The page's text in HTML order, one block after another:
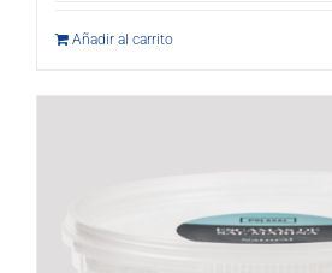
Añadir al carrito